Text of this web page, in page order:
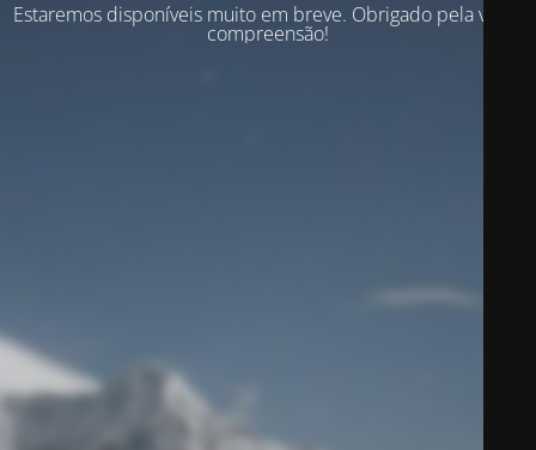
Estaremos disponíveis muito em breve. Obrigado pela vossa
compreensão!